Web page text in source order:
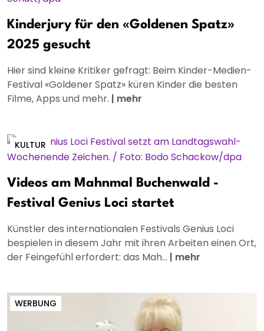
Kinderjury für den «Goldenen Spatz»
2025 gesucht
Hier sind kleine Kritiker gefragt: Beim Kinder-Medien-
Festival «Goldener Spatz» küren Kinder die besten
Filme, Apps und mehr. | mehr
KULTUR
Videos am Mahnmal Buchenwald -
Festival Genius Loci startet
Künstler des internationalen Festivals Genius Loci
bespielen in diesem Jahr mit ihren Arbeiten einen Ort,
der Feingefühl erfordert: das Mah... | mehr
WERBUNG